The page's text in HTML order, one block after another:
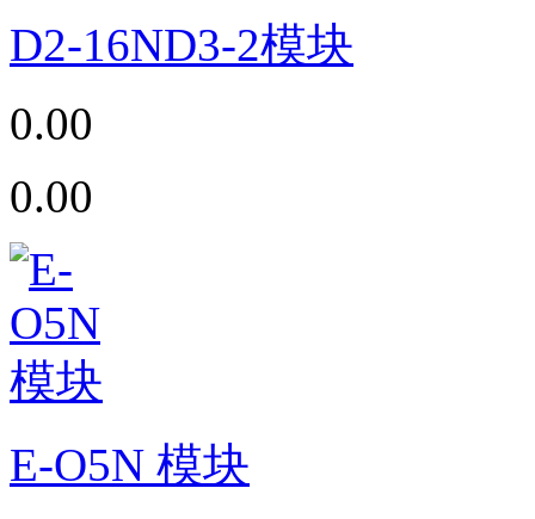
D2-16ND3-2模块
0.00
0.00
E-O5N 模块